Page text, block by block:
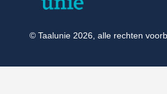
© Taalunie 2026, alle rechten